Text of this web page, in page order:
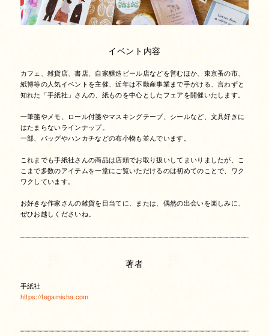
イベント内容
カフェ、雑貨店、書店、自家醸造ビール店などを営むほか、東京蚤の市、
紙博等の人気イベントを主催、近年は不動産事業まで手がける、言わずと
知れた「手紙社」さんの、紙ものを中心としたフェアを開催いたします。
一筆箋やメモ、ロール付箋やマスキングテープ、シールなど、文具好きに
はたまらないラインナップ。
一部、バッグやハンカチなどの布小物も並んでいます。
これまでも手紙社さんの商品は店頭でお取り扱いしてまいりましたが、こ
こまで多数のアイテムを一堂にご覧いただけるのは初めてのことで、ワク
ワクしています。
お好きな作家さんの雑貨を目当てに、または、偶然の出会いを楽しみに、
ぜひお越しくださいね。
著者
手紙社
https://tegamisha.com